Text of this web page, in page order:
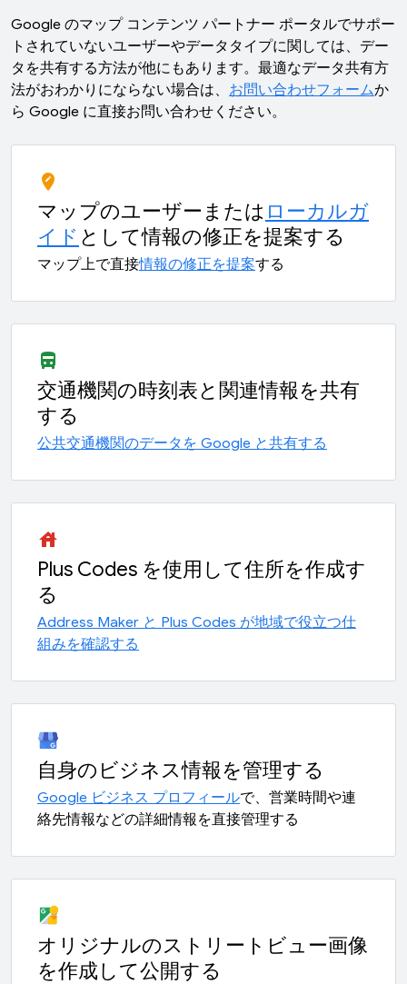
Google のマップ コンテンツ パートナー ポータルでサポー
トされていないユーザーやデータタイプに関しては、デー
タを共有する方法が他にもあります。最適なデータ共有方
法がおわかりにならない場合は、 お問い合わせフォームか
ら Google に直接お問い合わせください。
edit_location
マップのユーザーまたは ローカルガ
イド として情報の修正を提案する
マップ上で直接情報の修正を提案する
directions_bus_filled
交通機関の時刻表と関連情報を共有
する
公共交通機関のデータを Google と共有する
house
Plus Codes を使用して住所を作成す
る
Address Maker と Plus Codes が地域で役立つ仕
組みを確認する
自身のビジネス情報を管理する
Google ビジネス プロフィールで、営業時間や連
絡先情報などの詳細情報を直接管理する
オリジナルのストリートビュー画像
を作成して公開する